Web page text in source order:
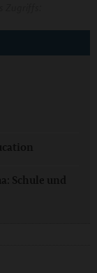
Schule und